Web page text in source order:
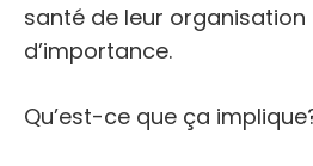
santé de leur
d’importance.
Qu’est-ce que ça